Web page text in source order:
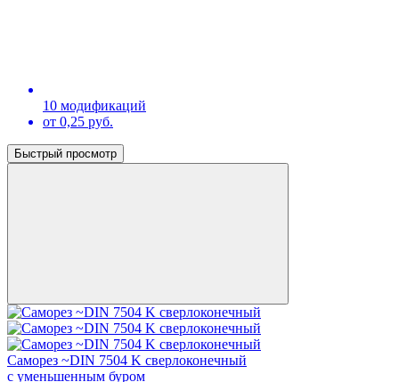
10 модификаций
от 0,25 руб.
Быстрый просмотр
Саморез ~DIN 7504 K сверлоконечный
с уменьшенным буром